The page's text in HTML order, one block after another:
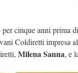
per cinque anni prima
Coldiretti impresa
Milena Sanna, e